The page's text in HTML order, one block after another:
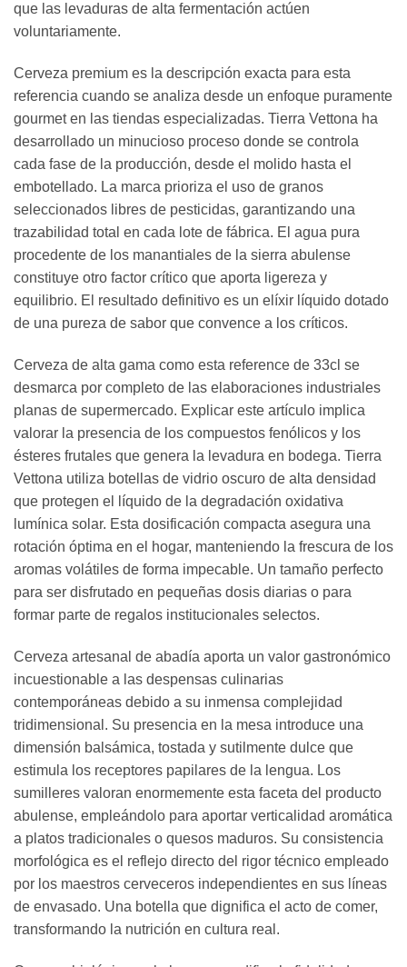
que las levaduras de alta fermentación actúen
voluntariamente.
Cerveza premium es la descripción exacta para esta
referencia cuando se analiza desde un enfoque puramente
gourmet en las tiendas especializadas. Tierra Vettona ha
desarrollado un minucioso proceso donde se controla
cada fase de la producción, desde el molido hasta el
embotellado. La marca prioriza el uso de granos
seleccionados libres de pesticidas, garantizando una
trazabilidad total en cada lote de fábrica. El agua pura
procedente de los manantiales de la sierra abulense
constituye otro factor crítico que aporta ligereza y
equilibrio. El resultado definitivo es un elíxir líquido dotado
de una pureza de sabor que convence a los críticos.
Cerveza de alta gama como esta reference de 33cl se
desmarca por completo de las elaboraciones industriales
planas de supermercado. Explicar este artículo implica
valorar la presencia de los compuestos fenólicos y los
ésteres frutales que genera la levadura en bodega. Tierra
Vettona utiliza botellas de vidrio oscuro de alta densidad
que protegen el líquido de la degradación oxidativa
lumínica solar. Esta dosificación compacta asegura una
rotación óptima en el hogar, manteniendo la frescura de los
aromas volátiles de forma impecable. Un tamaño perfecto
para ser disfrutado en pequeñas dosis diarias o para
formar parte de regalos institucionales selectos.
Cerveza artesanal de abadía aporta un valor gastronómico
incuestionable a las despensas culinarias
contemporáneas debido a su inmensa complejidad
tridimensional. Su presencia en la mesa introduce una
dimensión balsámica, tostada y sutilmente dulce que
estimula los receptores papilares de la lengua. Los
sumilleres valoran enormemente esta faceta del producto
abulense, empleándolo para aportar verticalidad aromática
a platos tradicionales o quesos maduros. Su consistencia
morfológica es el reflejo directo del rigor técnico empleado
por los maestros cerveceros independientes en sus líneas
de envasado. Una botella que dignifica el acto de comer,
transformando la nutrición en cultura real.